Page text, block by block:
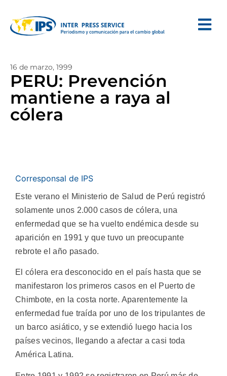
16 de marzo, 1999
PERU: Prevención
mantiene a raya al
cólera
Corresponsal de IPS
Este verano el Ministerio de Salud de Perú registró
solamente unos 2.000 casos de cólera, una
enfermedad que se ha vuelto endémica desde su
aparición en 1991 y que tuvo un preocupante
rebrote el año pasado.
El cólera era desconocido en el país hasta que se
manifestaron los primeros casos en el Puerto de
Chimbote, en la costa norte. Aparentemente la
enfermedad fue traída por uno de los tripulantes de
un barco asiático, y se extendió luego hacia los
países vecinos, llegando a afectar a casi toda
América Latina.